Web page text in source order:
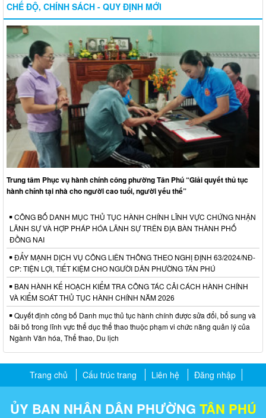
CHẾ ĐỘ, CHÍNH SÁCH - QUY ĐỊNH MỚI
Trung tâm Phục vụ hành chính công phường Tân Phú “Giải quyết thủ tục
hành chính tại nhà cho người cao tuổi, người yếu thế”
CÔNG BỐ DANH MỤC THỦ TỤC HÀNH CHÍNH LĨNH VỰC CHỨNG NHẬN
LÃNH SỰ VÀ HỢP PHÁP HÓA LÃNH SỰ TRÊN ĐỊA BÀN THÀNH PHỐ
ĐỒNG NAI
ĐẨY MẠNH DỊCH VỤ CÔNG LIÊN THÔNG THEO NGHỊ ĐỊNH 63/2024/NĐ-
CP: TIỆN LỢI, TIẾT KIỆM CHO NGƯỜI DÂN PHƯỜNG TÂN PHÚ
BAN HÀNH KẾ HOẠCH KIỂM TRA CÔNG TÁC CẢI CÁCH HÀNH CHÍNH
VÀ KIỂM SOÁT THỦ TỤC HÀNH CHÍNH NĂM 2026
Quyết định công bố Danh mục thủ tục hành chính được sửa đổi, bổ sung và
bãi bỏ trong lĩnh vực thể dục thể thao thuộc phạm vi chức năng quản lý của
Ngành Văn hóa, Thể thao, Du lịch
Trang chủ Cấu trúc trang Liên hệ Đăng nhập
ỦY BAN NHÂN DÂN PHƯỜNG TÂN PHÚ